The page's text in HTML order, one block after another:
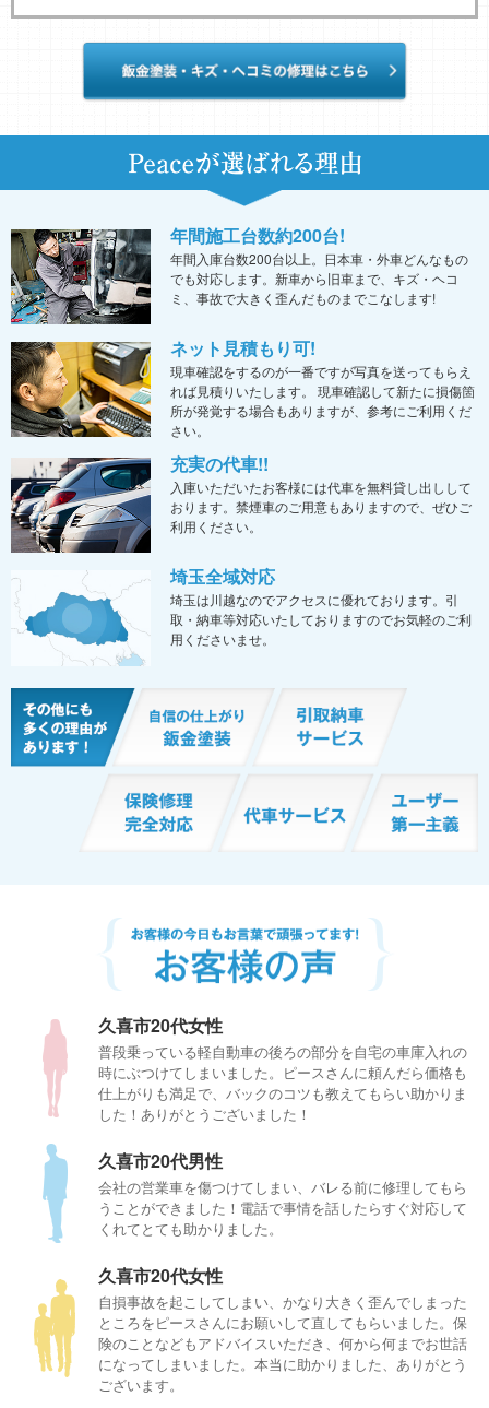
年間施工台数約200台!
年間入庫台数200台以上。日本車・外車どんなもの
でも対応します。新車から旧車まで、キズ・ヘコ
ミ、事故で大きく歪んだものまでこなします!
ネット見積もり可!
現車確認をするのが一番ですが写真を送ってもらえ
れば見積りいたします。 現車確認して新たに損傷箇
所が発覚する場合もありますが、参考にご利用くだ
さい。
充実の代車!!
入庫いただいたお客様には代車を無料貸し出しして
おります。禁煙車のご用意もありますので、ぜひご
利用ください。
埼玉全域対応
埼玉は川越なのでアクセスに優れております。引
取・納車等対応いたしておりますのでお気軽のご利
用くださいませ。
久喜市20代女性
普段乗っている軽自動車の後ろの部分を自宅の車庫入れの
時にぶつけてしまいました。ピースさんに頼んだら価格も
仕上がりも満足で、バックのコツも教えてもらい助かりま
した！ありがとうございました！
久喜市20代男性
会社の営業車を傷つけてしまい、バレる前に修理してもら
うことができました！電話で事情を話したらすぐ対応して
くれてとても助かりました。
久喜市20代女性
自損事故を起こしてしまい、かなり大きく歪んでしまった
ところをピースさんにお願いして直してもらいました。保
険のことなどもアドバイスいただき、何から何までお世話
になってしまいました。本当に助かりました、ありがとう
ございます。